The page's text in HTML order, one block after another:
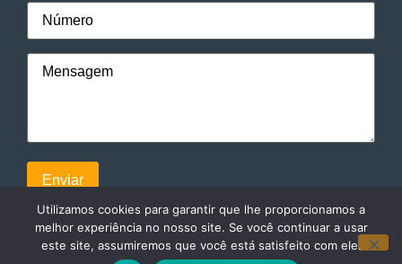
Utilizamos cookies para garantir que lhe proporcionamos a
melhor experiência no nosso site. Se você continuar a usar
este site, assumiremos que você está satisfeito com ele.